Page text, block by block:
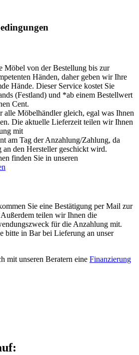
Möbel von der Bestellung bis zur
Händen, daher geben wir Ihre
Hände. Dieser Service kostet Sie
(Festland) und *ab einem Bestellwert
Cent.
alle Möbelhändler gleich, egal was Ihnen
Die aktuelle Lieferzeit teilen wir Ihnen
mit
am Tag der Anzahlung/Zahlung, da
an den Hersteller geschickt wird.
finden Sie in unseren
Sie eine Bestätigung per Mail zur
teilen wir Ihnen die
für die Anzahlung mit.
bitte in Bar bei Lieferung an unser
mit unseren Beratern eine Finanzierung